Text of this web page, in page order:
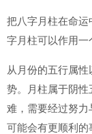
把八字月柱在命运
字月柱可以作用一
从月份的五行属
势。月柱属于阴性
难，需要经过努力
可能会有更顺利的